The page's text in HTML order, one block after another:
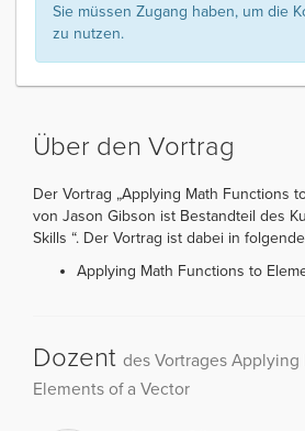
Sie müssen Zugang haben, um die
zu nutzen.
Über den Vortrag
Der Vortrag „Applying Math Functions
von Jason Gibson ist Bestandteil des
Skills “. Der Vortrag ist dabei in
Applying Math Functions to
Dozent des Vortrages
Elements of a Vector